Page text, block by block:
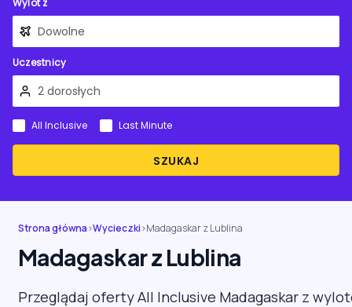
Wylot z
Uczestnicy
SZUKAJ
All Inclusive Last Minute
Strona główna›Wycieczki›Madagaskar z Lublina
Madagaskar z Lublina
Przeglądaj oferty All Inclusive Madagaskar z